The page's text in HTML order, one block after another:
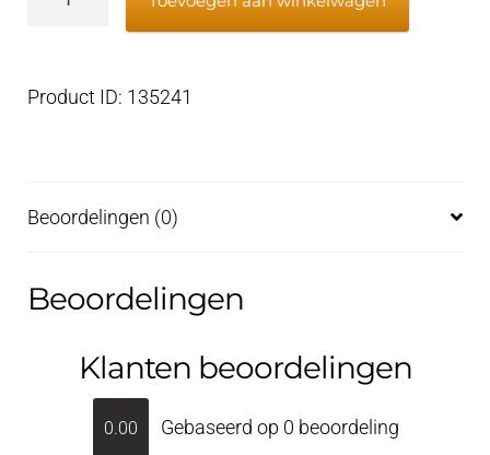
Product ID: 135241
Beoordelingen (0)
Beoordelingen
Klanten beoordelingen
0.00 Gebaseerd op 0 beoordeling